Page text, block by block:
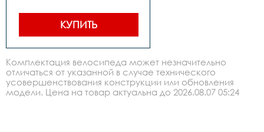
,материал стойки руля:
алюминий ,передний
амортизатор ,задний
амортизатор,инд.упак. -
коробка quotkmsquot
КУПИТЬ
Комплектация велосипеда может незначительно
отличаться от указанной в случае технического
усовершенствования конструкции или обновления
модели. Цена на товар актуальна до 2026.08.07 05:24